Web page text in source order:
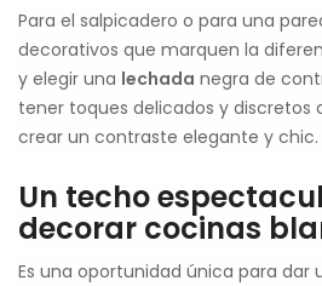
Para el salpicadero o para una
decorativos que marquen la
y elegir una lechada negra de
tener toques delicados y discretos
crear un contraste elegante y chic.
Un techo
decorar cocinas
Es una oportunidad única para dar